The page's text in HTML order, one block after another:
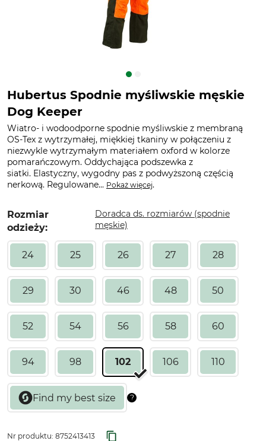
Hubertus Spodnie myśliwskie męskie
Dog Keeper
Wiatro- i wodoodporne spodnie myśliwskie z membraną
OS-Tex z wytrzymałej, miękkiej tkaniny w połączeniu z
niezwykle wytrzymałym materiałem oxford w kolorze
pomarańczowym. Oddychająca podszewka z
siatki. Elastyczny, wygodny pas z podwyższoną częścią
nerkową. Regulowane... Pokaż więcej.
Rozmiar
odzieży:
Doradca ds. rozmiarów (spodnie
męskie)
24 25 26 27 28
29 30 46 48 50
52 54 56 58 60
94 98 102 106 110
Nr produktu: 8752413413